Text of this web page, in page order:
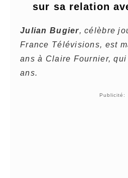
sur sa relation
Julian Bugier, célèbre
France Télévisions, est
ans à Claire Fournier,
ans.
Publicité: